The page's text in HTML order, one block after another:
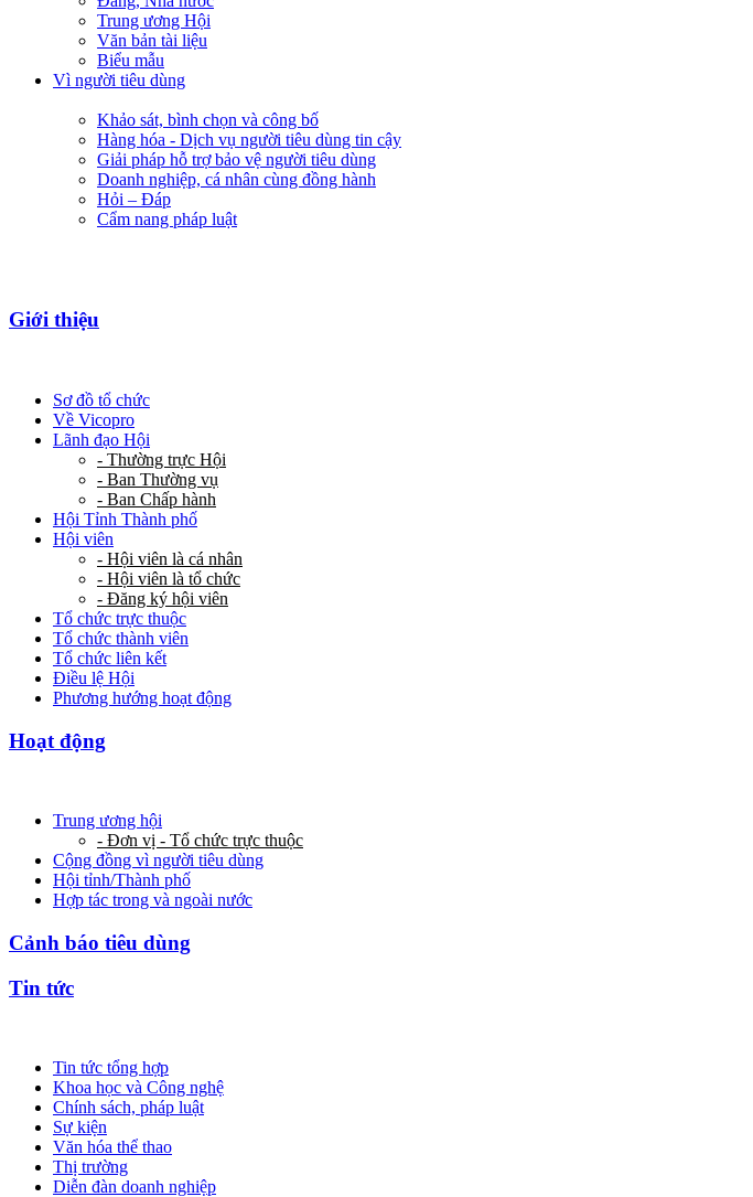
Trung ương Hội
Văn bản tài liệu
Biểu mẫu
Vì người tiêu dùng
Khảo sát, bình chọn và công bố
Hàng hóa - Dịch vụ người tiêu dùng tin cậy
Giải pháp hỗ trợ bảo vệ người tiêu dùng
Doanh nghiệp, cá nhân cùng đồng hành
Hỏi – Đáp
Cẩm nang pháp luật
Giới thiệu
Sơ đồ tổ chức
Về Vicopro
Lãnh đạo Hội
- Thường trực Hội
- Ban Thường vụ
- Ban Chấp hành
Hội Tỉnh Thành phố
Hội viên
- Hội viên là cá nhân
- Hội viên là tổ chức
- Đăng ký hội viên
Tổ chức trực thuộc
Tổ chức thành viên
Tổ chức liên kết
Điều lệ Hội
Phương hướng hoạt động
Hoạt động
Trung ương hội
- Đơn vị - Tổ chức trực thuộc
Cộng đồng vì người tiêu dùng
Hội tỉnh/Thành phố
Hợp tác trong và ngoài nước
Cảnh báo tiêu dùng
Tin tức
Tin tức tổng hợp
Khoa học và Công nghệ
Chính sách, pháp luật
Sự kiện
Văn hóa thể thao
Thị trường
Diễn đàn doanh nghiệp